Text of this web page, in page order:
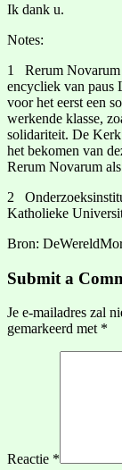
Ik dank u.
Notes:
1 Rerum Novarum
encycliek van
voor het eerst een
werkende klasse,
solidariteit. De
het bekomen van
Rerum Novarum
2
Katholieke
Bron:
Submit a
Je e-mailadres zal
gemarkeerd met *
Reactie *